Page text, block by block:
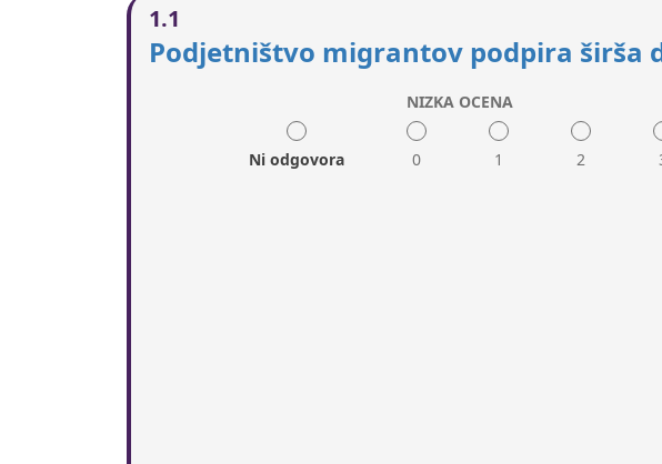
1.1
Podjetništvo migrantov podpira širša
Ni odgovora
NIZKA OCENA
0 1 2